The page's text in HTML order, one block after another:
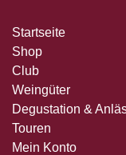
Startseite
Shop
Club
Weingüter
Degustation &
Touren
Mein Konto